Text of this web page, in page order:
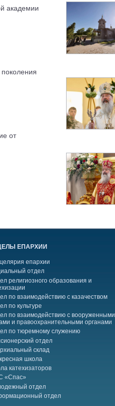
академии
от
ЕПАРХИИ
епархии
отдел
религиозного образования и
по взаимодействию с казачеством
по культуре
по взаимодействию с вооруженными
и правоохранительными органами
по тюремному служению
отдел
склад
школа
катехизаторов
«Спас»
отдел
отдел